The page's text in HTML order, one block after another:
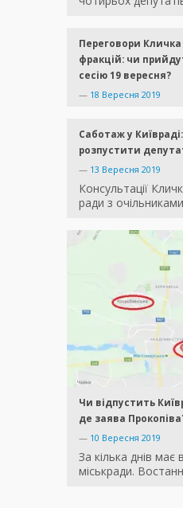
Переговори
фракцій: чи
сесію 19 вересня?
— 18 Вересня 2019
Саботаж у
розпустити
— 13 Вересня 2019
Консультації
ради з
Чи відпустить
де заява
— 10 Вересня 2019
За кілька днів має
міськради.